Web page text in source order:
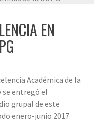
EN
Académica de la
se entregó el
grupal de este
enero-junio 2017.